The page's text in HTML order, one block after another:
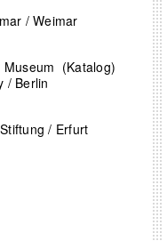
/ Weimar
Museum (Katalog)
/ Berlin
/ Erfurt